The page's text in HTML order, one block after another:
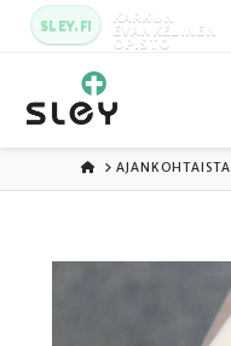
SLEY.FI KARKUN
EVANKELINEN
OPISTO
ETUSIVU
AJANKOHTAISTA